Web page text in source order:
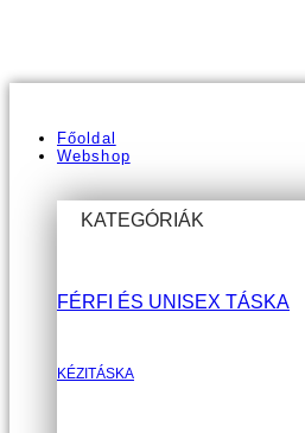
Főoldal
Webshop
KATEGÓRIÁK
FÉRFI ÉS UNISEX TÁSKA
KÉZITÁSKA